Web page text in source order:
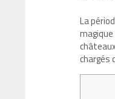
La
chargés